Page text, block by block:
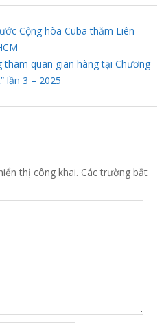
Cộng hòa Cuba thăm Liên
tham quan gian hàng tại Chương
lần 3 – 2025
thị công khai. Các trường bắt